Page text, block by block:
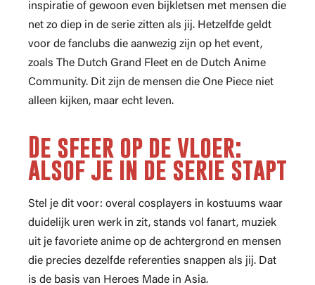
inspiratie of gewoon even bijkletsen met mensen die
net zo diep in de serie zitten als jij. Hetzelfde geldt
voor de fanclubs die aanwezig zijn op het event,
zoals The Dutch Grand Fleet en de Dutch Anime
Community. Dit zijn de mensen die One Piece niet
alleen kijken, maar echt leven.
De sfeer op de vloer:
alsof je in de serie stapt
Stel je dit voor: overal cosplayers in kostuums waar
duidelijk uren werk in zit, stands vol fanart, muziek
uit je favoriete anime op de achtergrond en mensen
die precies dezelfde referenties snappen als jij. Dat
is de basis van Heroes Made in Asia.